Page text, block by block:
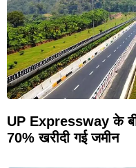
UP Expressway के
70% खरीदी गई जमीन